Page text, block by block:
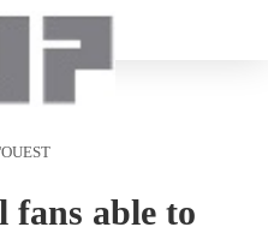
fans able to